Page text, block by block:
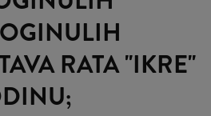
RATA ''IKRE''